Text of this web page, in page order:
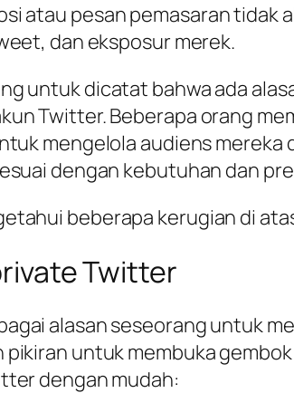
atau pesan pemasaran tidak
dan eksposur merek.
untuk dicatat bahwa ada
Twitter. Beberapa orang
mengelola audiens
dengan kebutuhan dan
beberapa kerugian di
Twitter
alasan seseorang untuk
untuk membuka
dengan mudah: